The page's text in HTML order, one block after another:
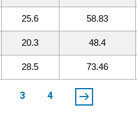
25.6 58.83
20.3 48.4
28.5 73.46
3 4